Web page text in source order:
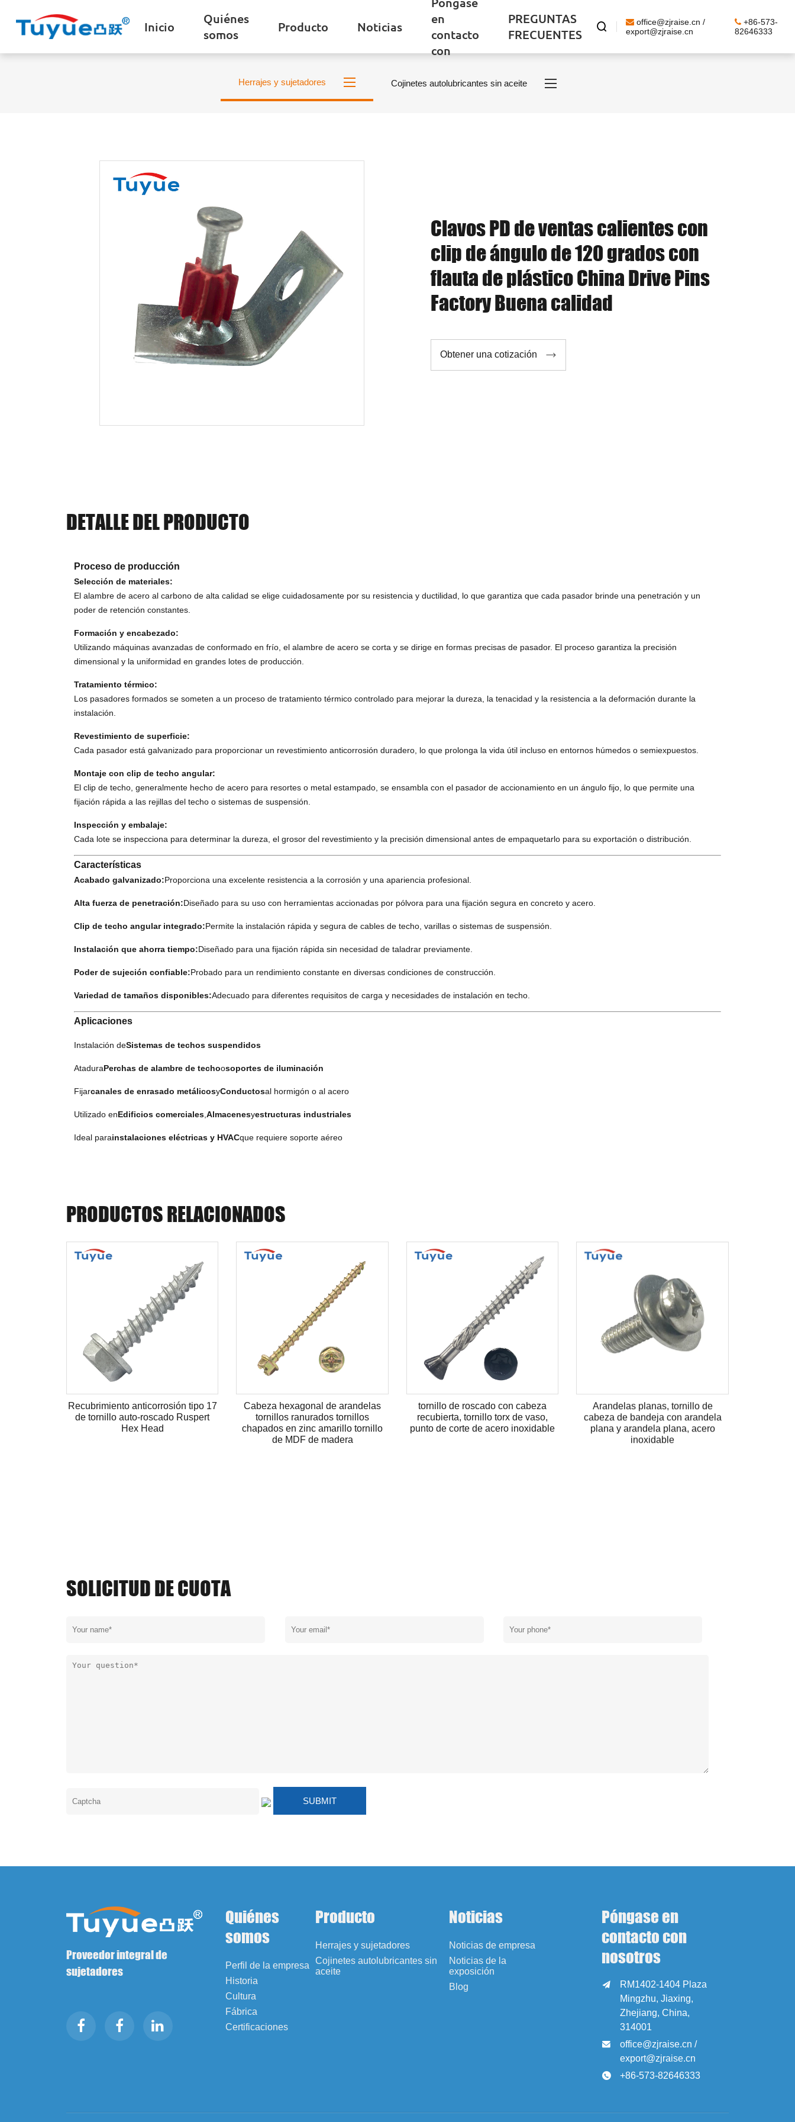
Inicio
Quiénes
somos
Producto Noticias
en
contacto
con
PREGUNTAS
FRECUENTES

office@zjraise.cn /
export@zjraise.cn
+86-573-
82646333
Herrajes y sujetadores Cojinetes autolubricantes sin aceite
Clavos PD de ventas calientes con
clip de ángulo de 120 grados con
flauta de plástico China Drive Pins
Factory Buena calidad
Obtener una cotización 
DETALLE DEL PRODUCTO
Proceso de producción
Selección de materiales:
El alambre de acero al carbono de alta calidad se elige cuidadosamente por su resistencia y ductilidad, lo que garantiza que cada pasador brinde una penetración y un
poder de retención constantes.
Formación y encabezado:
Utilizando máquinas avanzadas de conformado en frío, el alambre de acero se corta y se dirige en formas precisas de pasador. El proceso garantiza la precisión
dimensional y la uniformidad en grandes lotes de producción.
Tratamiento térmico:
Los pasadores formados se someten a un proceso de tratamiento térmico controlado para mejorar la dureza, la tenacidad y la resistencia a la deformación durante la
instalación.
Revestimiento de superficie:
Cada pasador está galvanizado para proporcionar un revestimiento anticorrosión duradero, lo que prolonga la vida útil incluso en entornos húmedos o semiexpuestos.
Montaje con clip de techo angular:
El clip de techo, generalmente hecho de acero para resortes o metal estampado, se ensambla con el pasador de accionamiento en un ángulo fijo, lo que permite una
fijación rápida a las rejillas del techo o sistemas de suspensión.
Inspección y embalaje:
Cada lote se inspecciona para determinar la dureza, el grosor del revestimiento y la precisión dimensional antes de empaquetarlo para su exportación o distribución.
Características
Acabado galvanizado:Proporciona una excelente resistencia a la corrosión y una apariencia profesional.
Alta fuerza de penetración:Diseñado para su uso con herramientas accionadas por pólvora para una fijación segura en concreto y acero.
Clip de techo angular integrado:Permite la instalación rápida y segura de cables de techo, varillas o sistemas de suspensión.
Instalación que ahorra tiempo:Diseñado para una fijación rápida sin necesidad de taladrar previamente.
Poder de sujeción confiable:Probado para un rendimiento constante en diversas condiciones de construcción.
Variedad de tamaños disponibles:Adecuado para diferentes requisitos de carga y necesidades de instalación en techo.
Aplicaciones
Instalación deSistemas de techos suspendidos
AtaduraPerchas de alambre de techoosoportes de iluminación
Fijarcanales de enrasado metálicosyConductosal hormigón o al acero
Utilizado enEdificios comerciales ,Almacenesyestructuras industriales
Ideal parainstalaciones eléctricas y HVACque requiere soporte aéreo
PRODUCTOS RELACIONADOS
Recubrimiento anticorrosión tipo 17
de tornillo auto-roscado Ruspert
Hex Head
Cabeza hexagonal de arandelas
tornillos ranurados tornillos
chapados en zinc amarillo tornillo
de MDF de madera
tornillo de roscado con cabeza
recubierta, tornillo torx de vaso,
punto de corte de acero inoxidable
Arandelas planas, tornillo de
cabeza de bandeja con arandela
plana y arandela plana, acero
inoxidable
SOLICITUD DE CUOTA
Proveedor integral de
sujetadores
Quiénes
somos
Perfil de la empresa
Historia
Cultura
Fábrica
Certificaciones
Producto
Herrajes y sujetadores
Cojinetes autolubricantes sin
aceite
Noticias
Noticias de empresa
Noticias de la
exposición
Blog
Póngase en
contacto con
nosotros

RM1402-1404 Plaza
Mingzhu, Jiaxing,
Zhejiang, China,
314001

office@zjraise.cn /
export@zjraise.cn
 +86-573-82646333